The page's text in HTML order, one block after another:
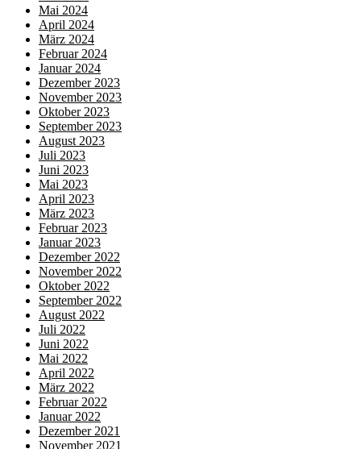
Mai 2024
April 2024
März 2024
Februar 2024
Januar 2024
Dezember 2023
November 2023
Oktober 2023
September 2023
August 2023
Juli 2023
Juni 2023
Mai 2023
April 2023
März 2023
Februar 2023
Januar 2023
Dezember 2022
November 2022
Oktober 2022
September 2022
August 2022
Juli 2022
Juni 2022
Mai 2022
April 2022
März 2022
Februar 2022
Januar 2022
Dezember 2021
November 2021